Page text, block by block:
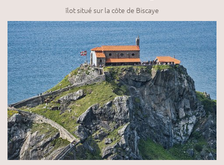
îlot situé sur la côte de Biscaye